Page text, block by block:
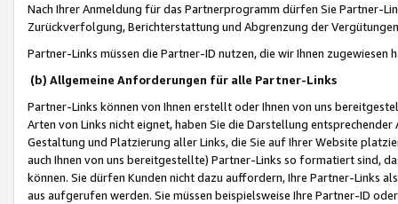
Nach Ihrer Anmeldung für das Partnerprogramm dürfen Sie Partner-
Zurückverfolgung, Berichterstattung und Abgrenzung der
Partner-Links müssen die Partner-ID nutzen, die wir Ihnen zugewiesen
(b) Allgemeine Anforderungen für alle Partner-Links
Partner-Links können von Ihnen erstellt oder Ihnen von uns
Arten von Links nicht eignet, haben Sie die Darstellung
Gestaltung und Platzierung aller Links, die Sie auf Ihrer Website
auch Ihnen von uns bereitgestellte) Partner-Links so formatiert sind,
können. Sie dürfen Kunden nicht dazu auffordern, Ihre Partner-Links
aus aufgerufen werden. Sie müssen beispielsweise Ihre Partner-ID